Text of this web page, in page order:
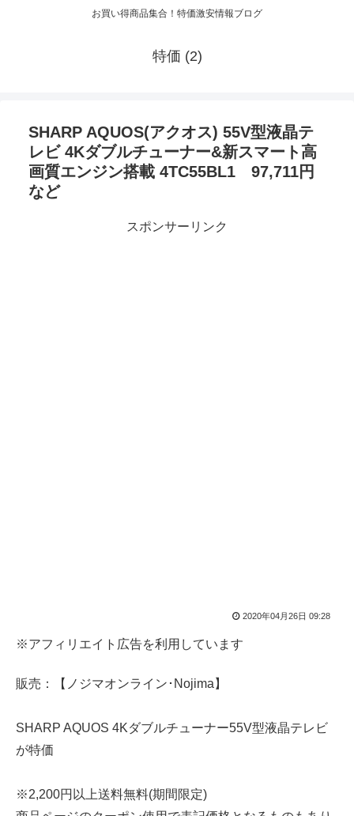
お買い得商品集合！特価激安情報ブログ
特価 (2)
SHARP AQUOS(アクオス) 55V型液晶テ
レビ 4Kダブルチューナー&新スマート高
画質エンジン搭載 4TC55BL1 97,711円
など
スポンサーリンク
2020年04月26日 09:28
※アフィリエイト広告を利用しています
販売：【ノジマオンライン･Nojima】
SHARP AQUOS 4Kダブルチューナー55V型液晶テレビ
が特価
※2,200円以上送料無料(期間限定)